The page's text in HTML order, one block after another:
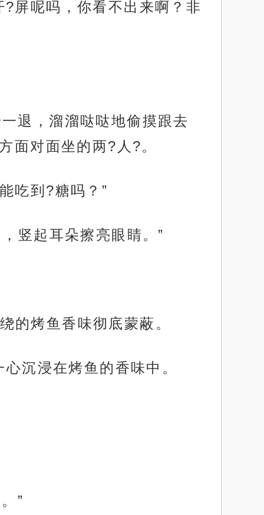
屏呢吗，你看不出来啊？非
退，溜溜哒哒地偷摸跟去
面对面坐的两?人?。
吃到?糖吗？”
竖起耳朵擦亮眼睛。”
的烤鱼香味彻底蒙蔽。
沉浸在烤鱼的香味中。
”